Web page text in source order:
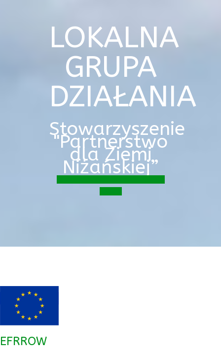
LOKALNA
GRUPA
DZIAŁANIA
Stowarzyszenie
"Partnerstwo
dla Ziemi
Niżańskiej”
EFRROW